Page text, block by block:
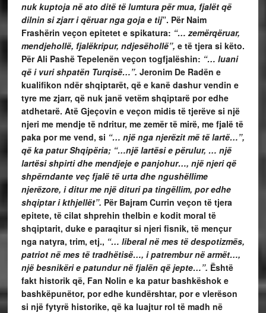
nuk kuptoja në ato ditë të lumtura për mua, fjalët që
dilnin si zjarr i qëruar nga goja e tij”. Për Naim
Frashërin veçon epitetet e spikatura: “… zemërqëruar,
mendjehollë, fjalëkripur, ndjesëhollë”, e të tjera si këto.
Për Ali Pashë Tepelenën veçon togfjalëshin: “… luani
që i vuri shpatën Turqisë…”. Jeronim De Radën e
kualifikon ndër shqiptarët, që e kanë dashur vendin e
tyre me zjarr, që nuk janë vetëm shqiptarë por edhe
atdhetarë. Atë Gjeçovin e veçon midis të tjerëve si një
njeri me mendje të ndritur, me zemër të mirë, me fjalë të
paka por me vend, si “… një nga njerëzit më të lartë…”,
që ka patur Shqipëria; “…një lartësi e përulur, … një
lartësi shpirti dhe mendjeje e panjohur…, një njeri që
shpërndante veç fjalë të urta dhe ngushëllime
njerëzore, i ditur me një dituri pa tingëllim, por edhe
shqiptar i kthjellët”. Për Bajram Currin veçon të tjera
epitete, të cilat shprehin thelbin e kodit moral të
shqiptarit, duke e paraqitur si njeri fisnik, të mençur
nga natyra, trim, etj., “… liberal në mes të despotizmës,
patriot në mes të tradhëtisë…, i patrembur në armët…,
një besnikëri e patundur në fjalën që jepte…”. Është
fakt historik që, Fan Nolin e ka patur bashkëshok e
bashkëpunëtor, por edhe kundërshtar, por e vlerëson
si një fytyrë historike, që ka luajtur rol të madh në